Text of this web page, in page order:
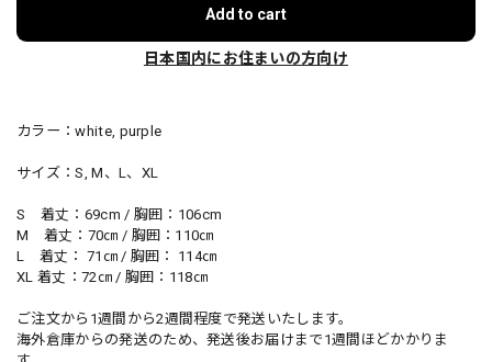
Add to cart
日本国内にお住まいの方向け
カラー：white, purple
サイズ：S, M、L、XL
S 着丈：69cm / 胸囲：106cm
M 着丈：70㎝ / 胸囲：110㎝
L 着丈： 71㎝ / 胸囲： 114㎝
XL 着丈：72㎝ / 胸囲：118㎝
ご注文から1週間から2週間程度で発送いたします。
海外倉庫からの発送のため、発送後お届けまで1週間ほどかかりま